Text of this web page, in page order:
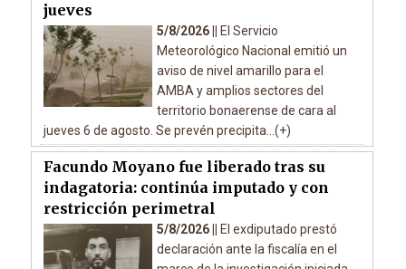
jueves
5/8/2026 ||
El Servicio
Meteorológico Nacional emitió un
aviso de nivel amarillo para el
AMBA y amplios sectores del
territorio bonaerense de cara al
jueves 6 de agosto. Se prevén precipita...(+)
Facundo Moyano fue liberado tras su
indagatoria: continúa imputado y con
restricción perimetral
5/8/2026 ||
El exdiputado prestó
declaración ante la fiscalía en el